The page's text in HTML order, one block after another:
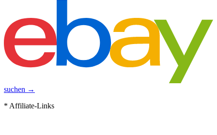
suchen →
* Affiliate-Links